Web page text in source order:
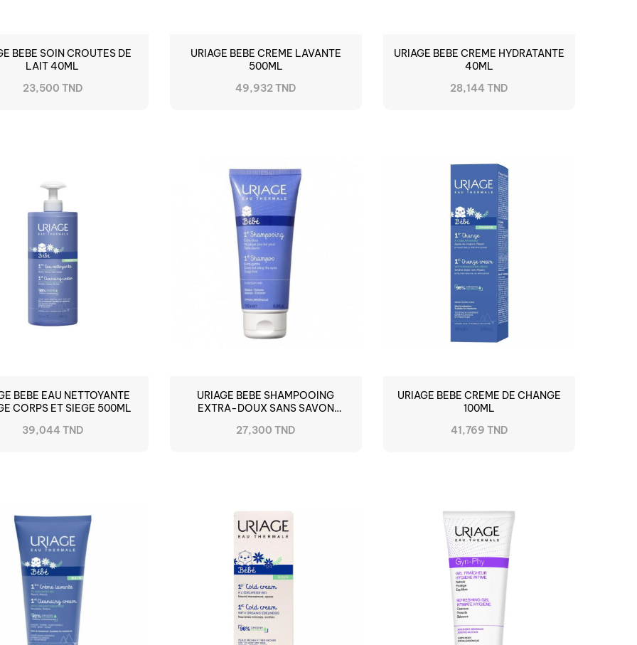
BEBE SOIN CROUTES DE
LAIT 40ML
23,500 TND
URIAGE BEBE CREME LAVANTE
500ML
49,932 TND
URIAGE BEBE CREME HYDRATANTE
40ML
28,144 TND
BEBE EAU NETTOYANTE
CORPS ET SIEGE 500ML
39,044 TND
URIAGE BEBE SHAMPOOING
EXTRA-DOUX SANS SAVON
27,300 TND
URIAGE BEBE CREME DE CHANGE
100ML
41,769 TND